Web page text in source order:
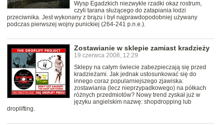
Wysp Egadzkich niezwykle rzadki okaz rostrum,
czyli tarana służącego do zatapiania łodzi
przeciwnika. Jest wykonany z brązu i był najprawdopodobniej używany
podczas pierwszej wojny punickiej (264-241 p.n.e.).
Zostawianie w sklepie zamiast kradzieży
19 czerwca 2008, 12:29
Sklepy na całym świecie zabezpieczają się przed
kradzieżami. Jak jednak ustosunkować się do
innego coraz popularniejszego zjawiska:
zostawiania (lecz nieprzypadkowego) na półkach
różnych przedmiotów? Nowy trend zyskał już w
języku angielskim nazwę: shopdropping lub
droplifting.